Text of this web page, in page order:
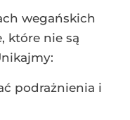
wegańskich
które nie są
podrażnienia i